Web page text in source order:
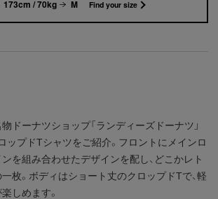
173cm / 70kg M Find your size
ドーナツショップ「ランディーズドーナツ」
ップドTシャツをご紹介。フロントにメインロ
を組み合わせたデザインを配し、どこかレト
枚。ボディはショート丈のクロップドTで、軽
しめます。